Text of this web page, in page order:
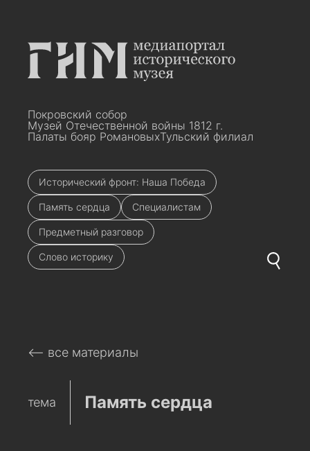
Покровский собор
Музей Отечественной войны 1812 г.
Палаты бояр РомановыхТульский филиал
Исторический фронт: Наша Победа
Память сердца Специалистам
Предметный разговор
Слово историку
⟵ все материалы
тема Память сердца